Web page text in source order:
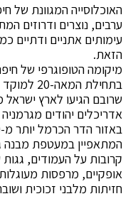
ערבים, נוצרים ודרוזים
עימותים אתניים ודתיים
הזאת.
מיקומה הטופוגרפי של
בתחילת
שרובם הגיעו לארץ
אדריכלים יהודים
המתאפיין במעטפת מבנה
קרובות על העמודים, גגות
אופקיים, מרפסות
חזיתות מלבני זכוכית